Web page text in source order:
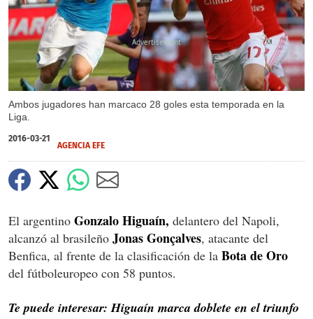
Ambos jugadores han marcaco 28 goles esta temporada en la
Liga.
X
2016-03-21
AGENCIA EFE
El argentino Gonzalo Higuaín, delantero del Napoli,
alcanzó al brasileño Jonas Gonçalves, atacante del
Benfica, al frente de la clasificación de la Bota de Oro
del fútboleuropeo con 58 puntos.
Te puede interesar: Higuaín marca doblete en el triunfo